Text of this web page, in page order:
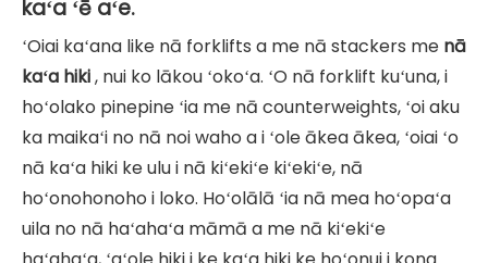
kaʻa ʻē aʻe.
ʻOiai kaʻana like nā forklifts a me nā stackers me nā
kaʻa hiki, nui ko lākou ʻokoʻa. ʻO nā forklift kuʻuna, i
hoʻolako pinepine ʻia me nā counterweights, ʻoi aku
ka maikaʻi no nā noi waho a i ʻole ākea ākea, ʻoiai ʻo
nā kaʻa hiki ke ulu i nā kiʻekiʻe kiʻekiʻe, nā
hoʻonohonoho i loko. Hoʻolālā ʻia nā mea hoʻopaʻa
uila no nā haʻahaʻa māmā a me nā kiʻekiʻe